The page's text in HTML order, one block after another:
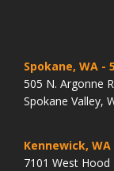
Spokane, WA -
505 N. Argonne
Spokane Valley,
Kennewick, WA
7101 West Hood